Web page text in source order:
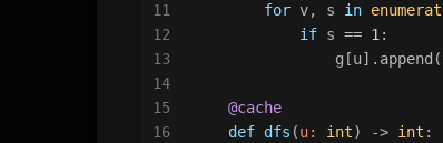
11
12
13
14
15
16
for v, s in
if s == 1 :
    @cache
def dfs (u: int) -> int :